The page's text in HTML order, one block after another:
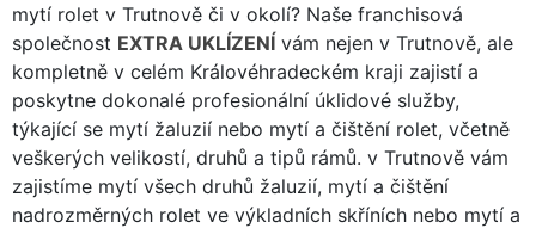
mytí rolet v Trutnově či v okolí? Naše franchisová
společnost EXTRA UKLÍZENÍ vám nejen v Trutnově, ale
kompletně v celém Královéhradeckém kraji zajistí a
poskytne dokonalé profesionální úklidové služby,
týkající se mytí žaluzií nebo mytí a čištění rolet, včetně
veškerých velikostí, druhů a tipů rámů. v Trutnově vám
zajistíme mytí všech druhů žaluzií, mytí a čištění
nadrozměrných rolet ve výkladních skříních nebo mytí a